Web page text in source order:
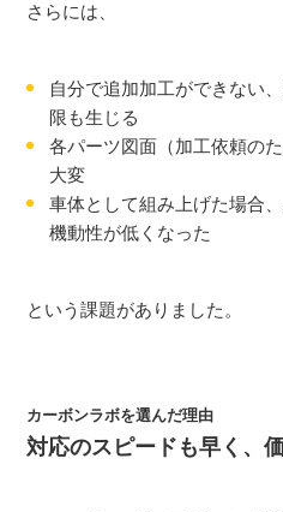
さらには、
自分で追加加工ができない
限も生じる
各パーツ図面（加工依頼の
大変
車体として組み上げた場合
機動性が低くなった
という課題がありました。
カーボンラボを選んだ理由
対応のスピードも早く、